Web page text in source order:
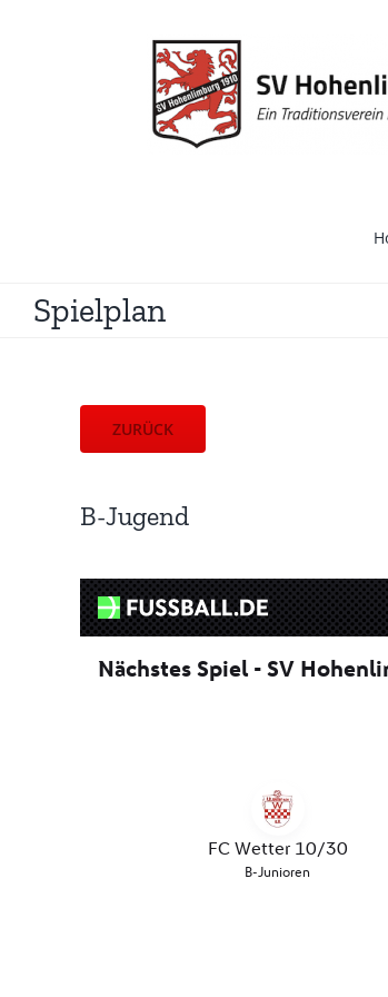
Spielplan
ZURÜCK
B-Jugend